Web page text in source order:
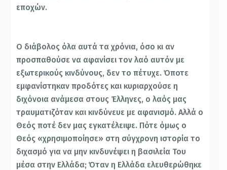
εποχών.
Ο διάβολος όλα αυτά τα χρόνια, όσο κι αν
προσπαθούσε να αφανίσει τον λαό αυτόν με
εξωτερικούς κινδύνους, δεν το πέτυχε. Όποτε
εμφανίστηκαν προδότες και κυριαρχούσε η
διχόνοια ανάμεσα στους Έλληνες, ο λαός μας
τραυματιζόταν και κινδύνευε με αφανισμό. Αλλά ο
Θεός ποτέ δεν μας εγκατέλειψε. Πότε όμως ο
Θεός «χρησιμοποίησε» στη σύγχρονη ιστορία το
διχασμό για να μην κινδυνέψει η βασιλεία Του
μέσα στην Ελλάδα; Όταν η Ελλάδα ελευθερώθηκε